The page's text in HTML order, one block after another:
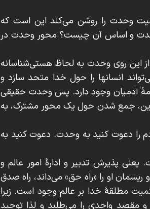
وحدت را روشن می‌کند این است که
و اساس آن چیست؟ محور وحدت در
این روی وحدت به لحاظ هستی‌‌شناسانه
انسانها را حول خدا متحد سازد و
آدمیان وجود دارد. پس وحدت حقیقی
جمع شدن حول یک محور مشترک، به
را دعوت کنید به وحدت. دعوت کنید به
پذیرش تدبیر و ادارۀ امور عالم و
او را «راه حق» می‌داند، راه صدق
مطلقۀ خدا بر عالم وجود است. زیرا
مقصد واحدی را می‌طلبد و لذا توحید